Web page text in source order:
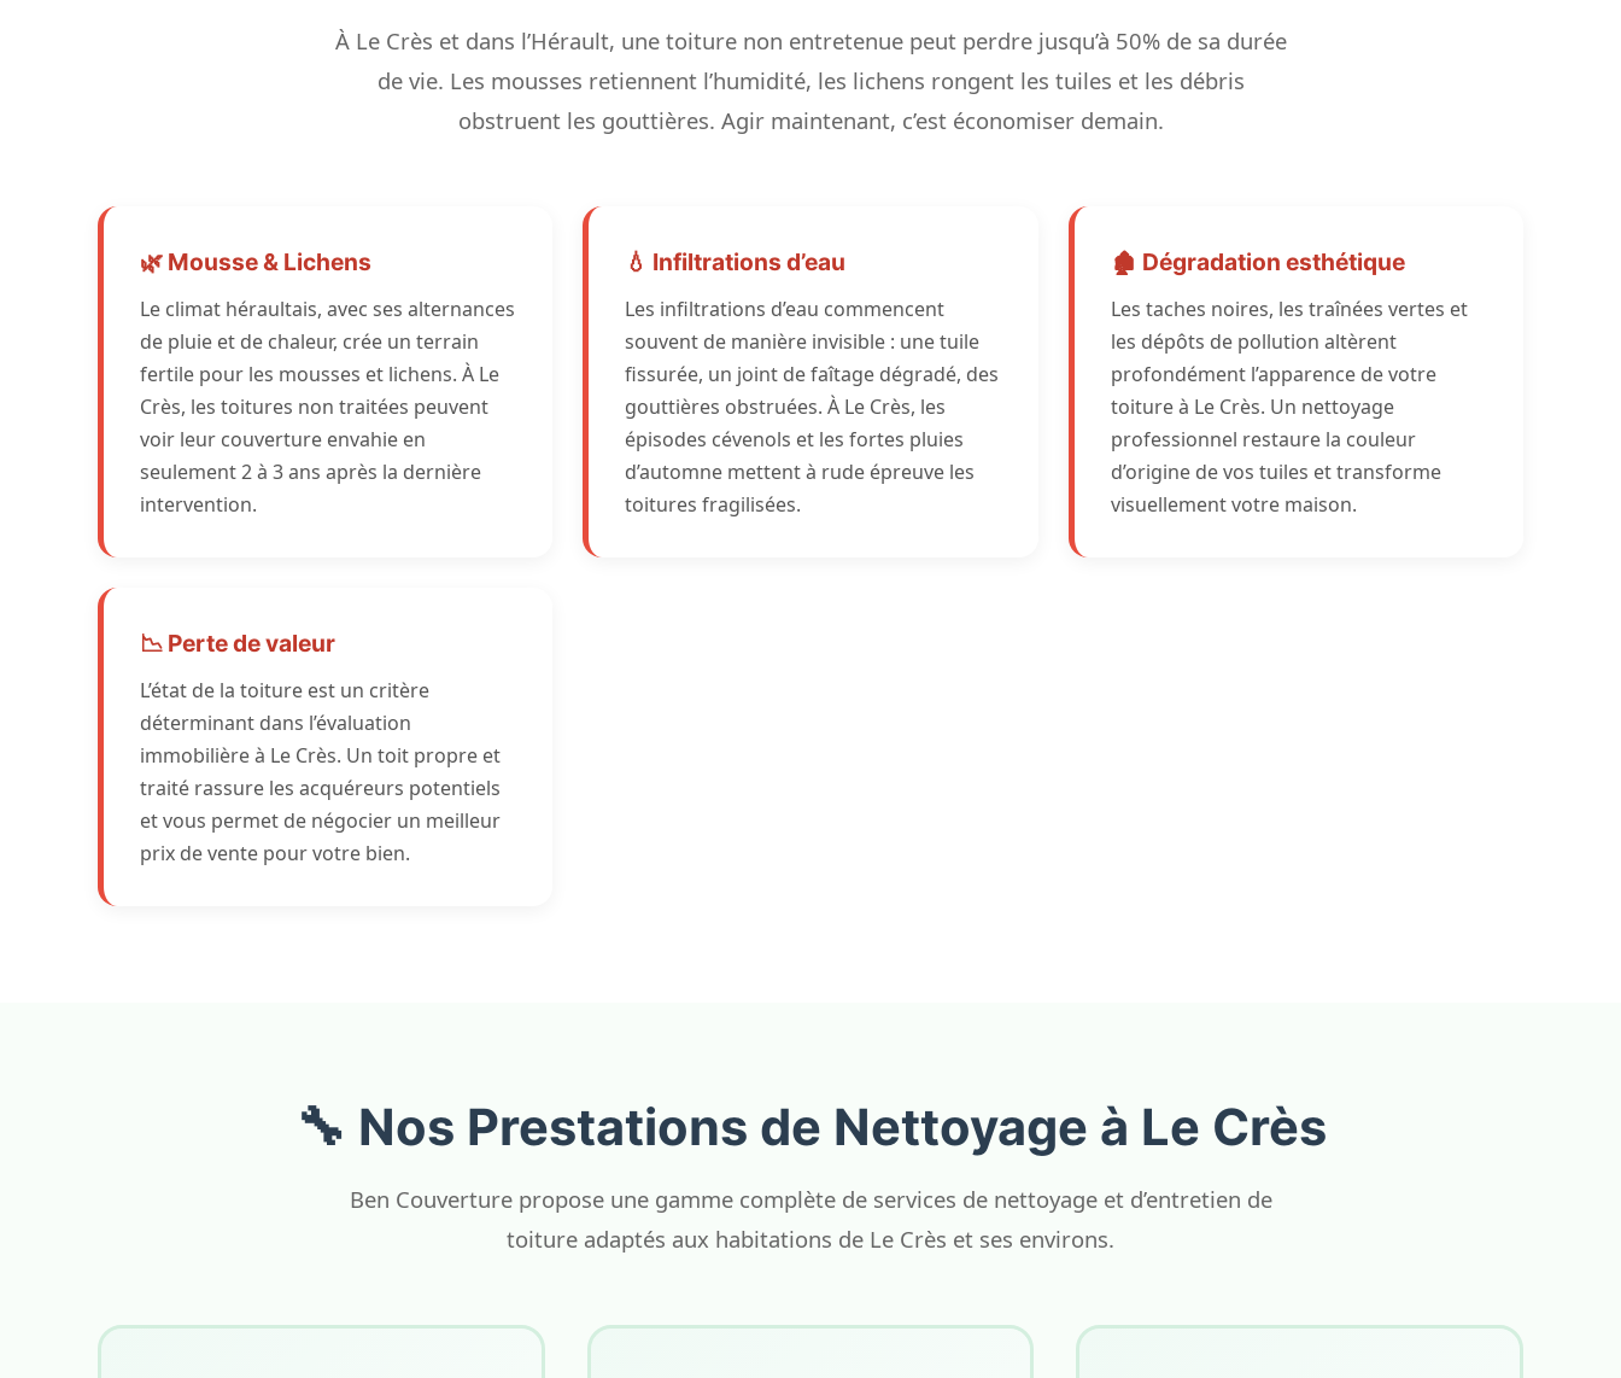
À Le Crès et dans l’Hérault, une toiture non entretenue peut perdre jusqu’à 50% de sa durée
de vie. Les mousses retiennent l’humidité, les lichens rongent les tuiles et les débris
obstruent les gouttières. Agir maintenant, c’est économiser demain.
🌿 Mousse & Lichens
Le climat héraultais, avec ses alternances
de pluie et de chaleur, crée un terrain
fertile pour les mousses et lichens. À Le
Crès, les toitures non traitées peuvent
voir leur couverture envahie en
seulement 2 à 3 ans après la dernière
intervention.
💧 Infiltrations d’eau
Les infiltrations d’eau commencent
souvent de manière invisible : une tuile
fissurée, un joint de faîtage dégradé, des
gouttières obstruées. À Le Crès, les
épisodes cévenols et les fortes pluies
d’automne mettent à rude épreuve les
toitures fragilisées.
🏚️ Dégradation esthétique
Les taches noires, les traînées vertes et
les dépôts de pollution altèrent
profondément l’apparence de votre
toiture à Le Crès. Un nettoyage
professionnel restaure la couleur
d’origine de vos tuiles et transforme
visuellement votre maison.
📉 Perte de valeur
L’état de la toiture est un critère
déterminant dans l’évaluation
immobilière à Le Crès. Un toit propre et
traité rassure les acquéreurs potentiels
et vous permet de négocier un meilleur
prix de vente pour votre bien.
🔧 Nos Prestations de Nettoyage à Le Crès
Ben Couverture propose une gamme complète de services de nettoyage et d’entretien de
toiture adaptés aux habitations de Le Crès et ses environs.